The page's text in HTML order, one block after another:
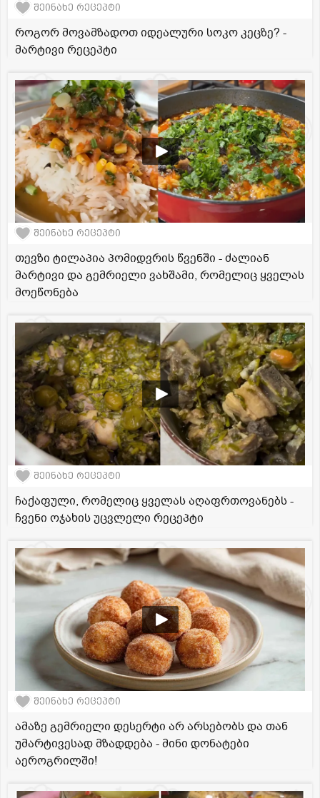
შეინახე რეცეპტი
როგორ მოვამზადოთ იდეალური სოკო კეცზე? -
მარტივი რეცეპტი
შეინახე რეცეპტი
თევზი ტილაპია პომიდვრის წვენში - ძალიან
მარტივი და გემრიელი ვახშამი, რომელიც ყველას
მოეწონება
შეინახე რეცეპტი
ჩაქაფული, რომელიც ყველას აღაფრთოვანებს -
ჩვენი ოჯახის უცვლელი რეცეპტი
შეინახე რეცეპტი
ამაზე გემრიელი დესერტი არ არსებობს და თან
უმარტივესად მზადდება - მინი დონატები
აეროგრილში!